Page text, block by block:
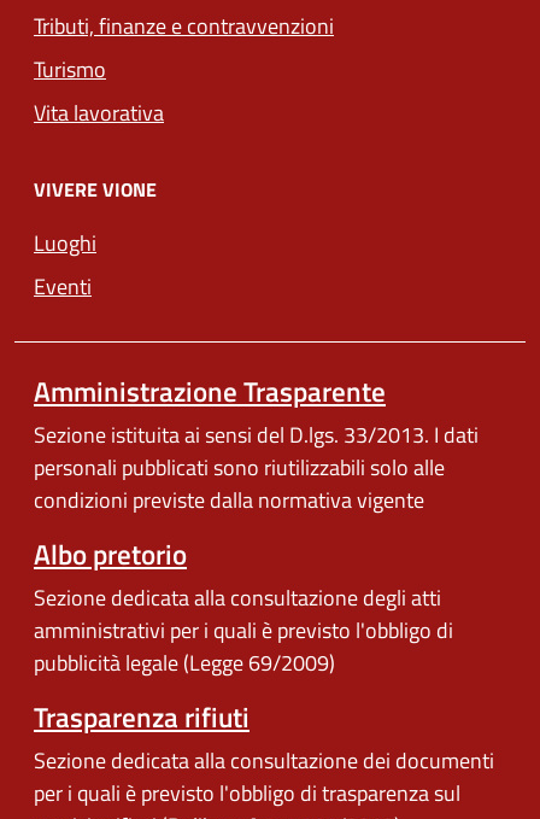
Tributi, finanze e contravvenzioni
Turismo
Vita lavorativa
VIVERE VIONE
Luoghi
Eventi
Amministrazione Trasparente
Sezione istituita ai sensi del D.lgs. 33/2013. I dati
personali pubblicati sono riutilizzabili solo alle
condizioni previste dalla normativa vigente
Albo pretorio
Sezione dedicata alla consultazione degli atti
amministrativi per i quali è previsto l'obbligo di
pubblicità legale (Legge 69/2009)
Trasparenza rifiuti
Sezione dedicata alla consultazione dei documenti
per i quali è previsto l'obbligo di trasparenza sul